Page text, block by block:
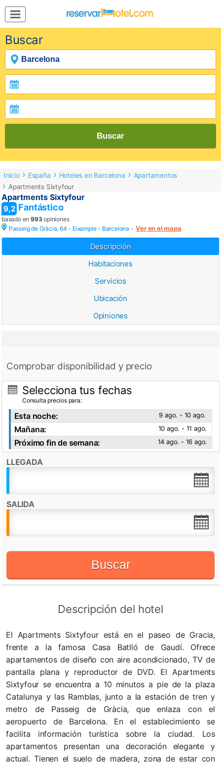
MENÚ
Inicio
Mi
Reserva
Grupos
Inspírate
Buscar
Buscar
Inicio España Hoteles en Barcelona
Apartamentos
Apartments Sixtyfour
Apartments Sixtyfour
9,2 Fantástico
basado en 993opiniones
Passeig de Gràcia, 64 - Eixample - Barcelona - Ver en el mapa
Descripción
Habitaciones
Servicios
Ubicación
Opiniones
Check in desde:16:00h
WiFi
Comprobar disponibilidad y precio
Selecciona tus fechas
Consulta precios para:
Esta noche: 9 ago. - 10 ago.
Mañana: 10 ago. - 11 ago.
Próximo fin de semana: 14 ago. - 16 ago.
LLEGADA
SALIDA
Buscar
Descripción del hotel
El Apartments Sixtyfour está en el paseo de Gracia,
frente a la famosa Casa Batlló de Gaudí. Ofrece
apartamentos de diseño con aire acondicionado, TV de
pantalla plana y reproductor de DVD. El Apartments
Sixtyfour se encuentra a 10 minutos a pie de la plaza
Catalunya y las Ramblas, junto a la estación de tren y
metro de Passeig de Gràcia, que enlaza con el
aeropuerto de Barcelona. En el establecimiento se
facilita información turística sobre la ciudad. Los
apartamentos presentan una decoración elegante y
actual. Tienen el suelo de madera, zona de estar con